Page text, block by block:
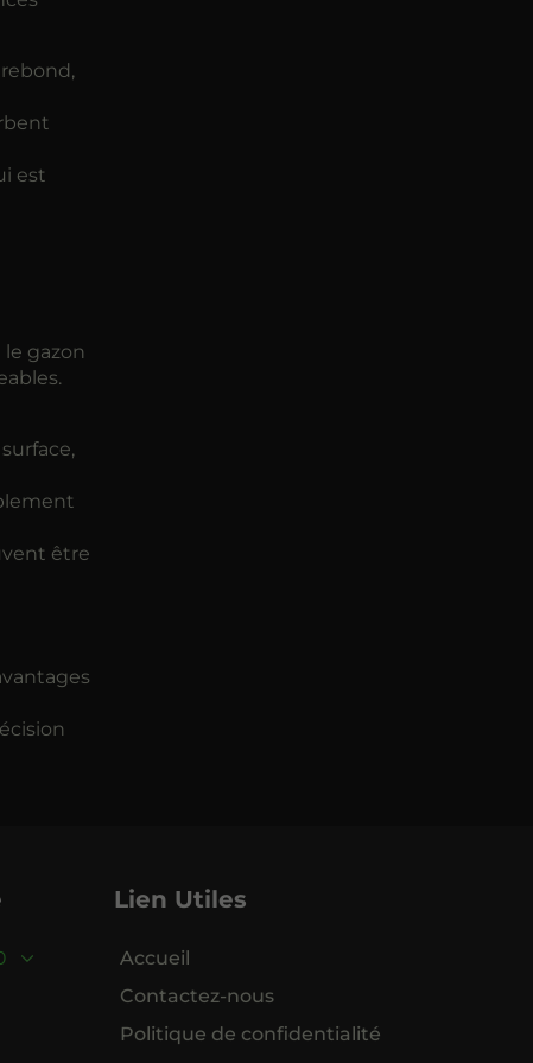
est
gazon
être
Lien Utiles
Accueil
Contactez-nous
Politique de confidentialité